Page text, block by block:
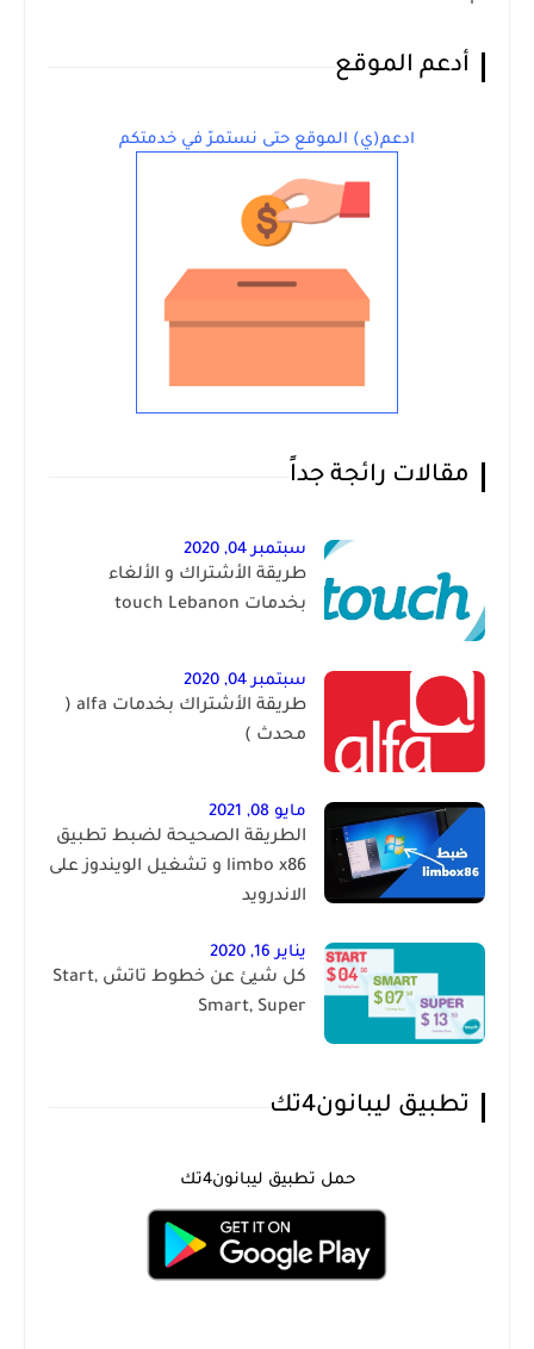
أدعم الموقع
ادعم(ي) الموقع حتى نستمرّ في خدمتكم
مقالات رائجة جداً
سبتمبر 04, 2020
طريقة الأشتراك و الألغاء
بخدمات touch Lebanon
سبتمبر 04, 2020
طريقة الأشتراك بخدمات alfa (
محدث )
مايو 08, 2021
الطريقة الصحيحة لضبط تطبيق
limbo x86 و تشغيل الويندوز على
الاندرويد
يناير 16, 2020
كل شيئ عن خطوط تاتش Start,
Smart, Super
تطبيق ليبانون4تك
حمل تطبيق ليبانون4تك